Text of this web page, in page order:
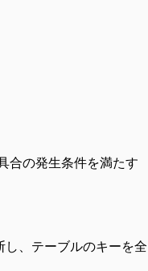
合の発生条件を満たす
、テーブルのキーを全